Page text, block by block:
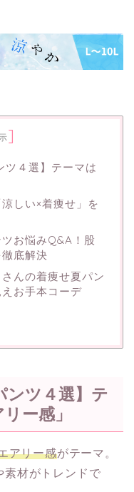
]
ツ４選】テーマは
しい×着痩せ」を
お悩みQ&A！股
底解決
んの着痩せ夏パン
お手本コーデ
ンツ４選】テ
ー感」
アリー感がテーマ。
素材がトレンドで